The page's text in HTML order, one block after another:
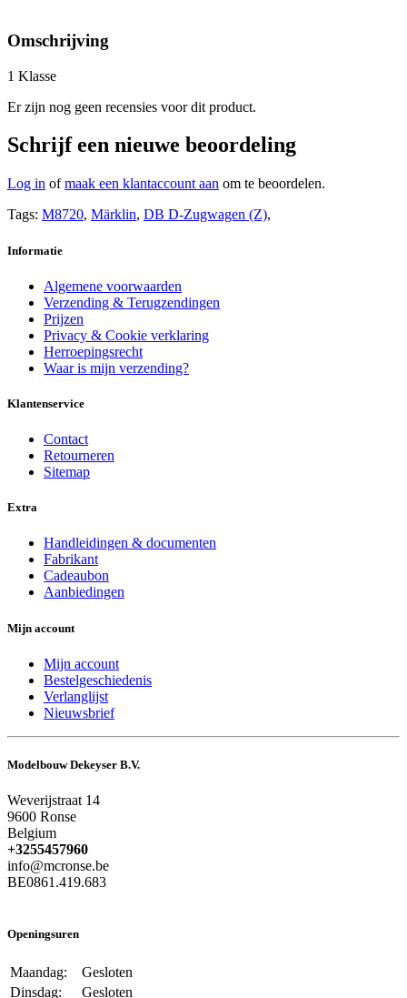
Omschrijving
1 Klasse
Er zijn nog geen recensies voor dit product.
Schrijf een nieuwe beoordeling
Log in ofmaak een klantaccount aan om te beoordelen.
Tags: M8720, Märklin, DB D-Zugwagen (Z),
Informatie
Algemene voorwaarden
Verzending & Terugzendingen
Prijzen
Privacy & Cookie verklaring
Herroepingsrecht
Waar is mijn verzending?
Klantenservice
Contact
Retourneren
Sitemap
Extra
Handleidingen & documenten
Fabrikant
Cadeaubon
Aanbiedingen
Mijn account
Mijn account
Bestelgeschiedenis
Verlanglijst
Nieuwsbrief
Modelbouw Dekeyser B.V.
Weverijstraat 14
9600 Ronse
Belgium
+3255457960
info@mcronse.be
BE0861.419.683
Openingsuren
Maandag:
Gesloten
Dinsdag:
Gesloten